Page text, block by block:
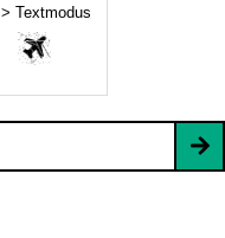
> Textmodus